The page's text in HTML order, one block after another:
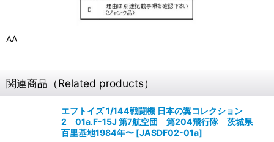
AA
関連商品（Related products）
エフトイズ 1/144戦闘機 日本の翼コレクション
2 01a.F-15J 第7航空団 第204飛行隊 茨城県
百里基地1984年〜 [JASDF02-01a]